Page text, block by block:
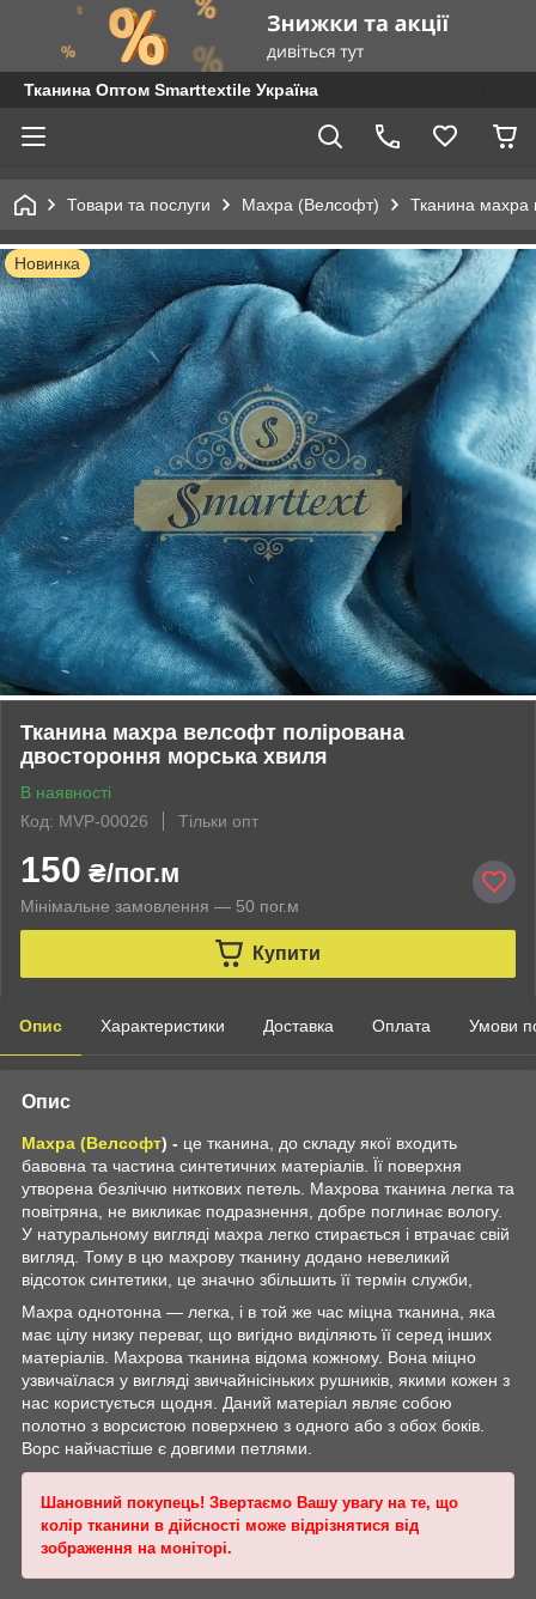
Тканина Оптом Smarttextile Україна
Товари та послуги Махра (Велсофт) Тканина махра
Новинка
Тканина махра велсофт полірована
двостороння морська хвиля
В наявності
Код: MVP-00026
Тільки опт
150 ₴/пог.м
Мінімальне замовлення — 50 пог.м
Купити
Опис Характеристики Доставка Оплата Умови
Опис
Махра (Велсофт) - це тканина, до складу якої входить
бавовна та частина синтетичних матеріалів. Її поверхня
утворена безліччю ниткових петель. Махрова тканина легка та
повітряна, не викликає подразнення, добре поглинає вологу.
У натуральному вигляді махра легко стирається і втрачає свій
вигляд. Тому в цю махрову тканину додано невеликий
відсоток синтетики, це значно збільшить її термін служби,
Махра однотонна — легка, і в той же час міцна тканина, яка
має цілу низку переваг, що вигідно виділяють її серед інших
матеріалів. Махрова тканина відома кожному. Вона міцно
узвичаїлася у вигляді звичайнісіньких рушників, якими кожен з
нас користується щодня. Даний матеріал являє собою
полотно з ворсистою поверхнею з одного або з обох боків.
Ворс найчастіше є довгими петлями.
Шановний покупець! Звертаємо Вашу увагу на те, що
колір тканини в дійсності може відрізнятися від
зображення на моніторі.